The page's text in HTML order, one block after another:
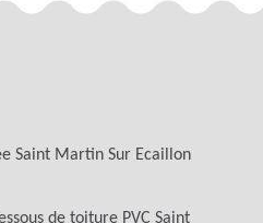
Saint Martin Sur Ecaillon
de toiture PVC Saint